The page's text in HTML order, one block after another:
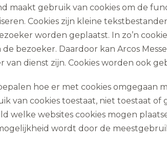
maakt gebruik van cookies om de
Cookies zijn kleine
worden geplaatst. In zo’n
bezoeker. Daardoor kan Arcos
van dienst zijn. Cookies worden ook
hoe er met cookies omgegaan
van cookies toestaat, niet toestaat of
welke websites cookies mogen
wordt door de